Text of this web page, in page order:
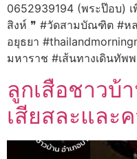
0652939194 (พระป๊อบ)
สิงห์ ❞ #วัดสามบัณฑิต #ห
อยุธยา
มหาราช #เส้นทางเดินทัพพ
ลูกเสือชาวบ้
เสียสละและ